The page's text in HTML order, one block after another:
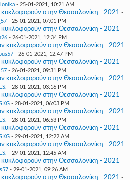
- 25-01-2021, 10:21 AM
κυκλοφορούν στην Θεσσαλονίκη - 2021 -
- 25-01-2021, 07:01 PM
κυκλοφορούν στην Θεσσαλονίκη - 2021 -
- 26-01-2021, 12:34 PM
κυκλοφορούν στην Θεσσαλονίκη - 2021
- 26-01-2021, 12:47 PM
κυκλοφορούν στην Θεσσαλονίκη - 2021 -
- 26-01-2021, 09:31 PM
κυκλοφορούν στην Θεσσαλονίκη - 2021
- 28-01-2021, 03:16 PM
κυκλοφορούν στην Θεσσαλονίκη - 2021 -
- 28-01-2021, 06:03 PM
κυκλοφορούν στην Θεσσαλονίκη - 2021
- 28-01-2021, 06:53 PM
κυκλοφορούν στην Θεσσαλονίκη - 2021 -
- 29-01-2021, 12:22 AM
κυκλοφορούν στην Θεσσαλονίκη - 2021
- 29-01-2021, 12:45 AM
κυκλοφορούν στην Θεσσαλονίκη - 2021 -
- 29-01-2021, 09:26 AM
κυκλοφορούν στην Θεσσαλονίκη - 2021 -